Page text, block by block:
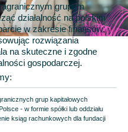
grupom
działalność na polskim
w zakresie finansów,
rozwiązania
na skuteczne i zgodne
gospodarczej.
grup kapitałowych
- w formie spółki lub oddziału
ksiąg rachunkowych dla fundacji